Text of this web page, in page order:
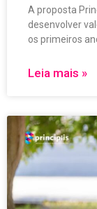
A proposta
desenvolver
os primeiros
Leia mais »